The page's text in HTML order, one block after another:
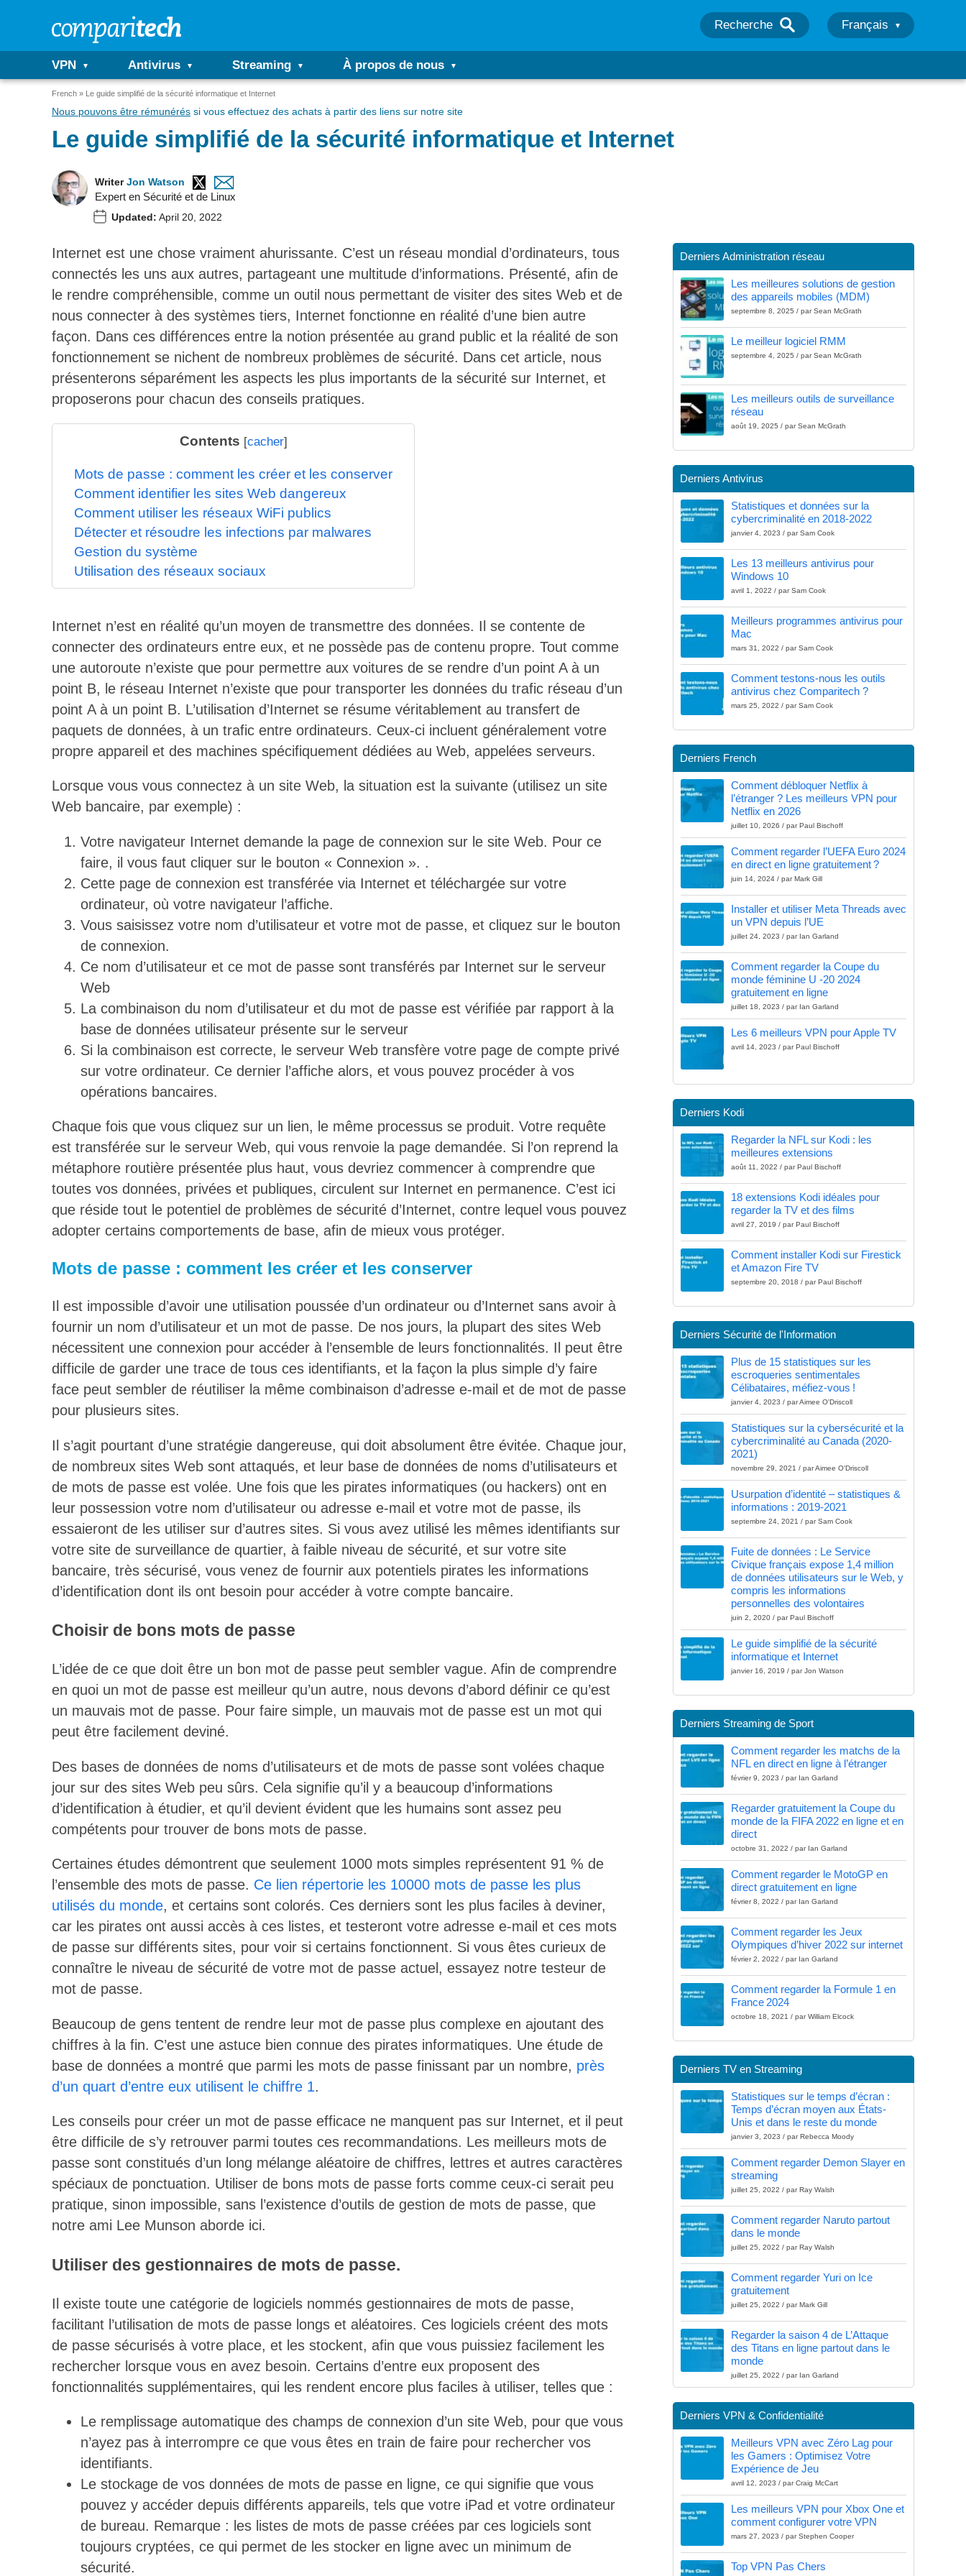
Recherche Français
VPN Antivirus Streaming À propos de nous
French Le guide simplifié de la sécurité informatique et Internet
Nous pouvons être rémunérés si vous effectuez des achats à partir des liens sur notre site
Le guide simplifié de la sécurité informatique et Internet
Writer Jon Watson
Expert en Sécurité et de Linux
Updated: April 20, 2022
Internet est une chose vraiment ahurissante. C’est un réseau mondial d’ordinateurs, tous
connectés les uns aux autres, partageant une multitude d’informations. Présenté, afin de
le rendre compréhensible, comme un outil nous permettant de visiter des sites Web et de
nous connecter à des systèmes tiers, Internet fonctionne en réalité d’une bien autre
façon. Dans ces différences entre la notion présentée au grand public et la réalité de son
fonctionnement se nichent de nombreux problèmes de sécurité. Dans cet article, nous
présenterons séparément les aspects les plus importants de la sécurité sur Internet, et
proposerons pour chacun des conseils pratiques.
Contents [cacher]
Mots de passe : comment les créer et les conserver
Comment identifier les sites Web dangereux
Comment utiliser les réseaux WiFi publics
Détecter et résoudre les infections par malwares
Gestion du système
Utilisation des réseaux sociaux
Internet n’est en réalité qu’un moyen de transmettre des données. Il se contente de
connecter des ordinateurs entre eux, et ne possède pas de contenu propre. Tout comme
une autoroute n’existe que pour permettre aux voitures de se rendre d’un point A à un
point B, le réseau Internet n’existe que pour transporter les données du trafic réseau d’un
point A à un point B. L’utilisation d’Internet se résume véritablement au transfert de
paquets de données, à un trafic entre ordinateurs. Ceux-ci incluent généralement votre
propre appareil et des machines spécifiquement dédiées au Web, appelées serveurs.
Lorsque vous vous connectez à un site Web, la situation est la suivante (utilisez un site
Web bancaire, par exemple) :
Votre navigateur Internet demande la page de connexion sur le site Web. Pour ce
faire, il vous faut cliquer sur le bouton « Connexion ». .
Cette page de connexion est transférée via Internet et téléchargée sur votre
ordinateur, où votre navigateur l’affiche.
Vous saisissez votre nom d’utilisateur et votre mot de passe, et cliquez sur le bouton
de connexion.
Ce nom d’utilisateur et ce mot de passe sont transférés par Internet sur le serveur
Web
La combinaison du nom d’utilisateur et du mot de passe est vérifiée par rapport à la
base de données utilisateur présente sur le serveur
Si la combinaison est correcte, le serveur Web transfère votre page de compte privé
sur votre ordinateur. Ce dernier l’affiche alors, et vous pouvez procéder à vos
opérations bancaires.
Chaque fois que vous cliquez sur un lien, le même processus se produit. Votre requête
est transférée sur le serveur Web, qui vous renvoie la page demandée. Si l’on reprend la
métaphore routière présentée plus haut, vous devriez commencer à comprendre que
toutes vos données, privées et publiques, circulent sur Internet en permanence. C’est ici
que réside tout le potentiel de problèmes de sécurité d’Internet, contre lequel vous pouvez
adopter certains comportements de base, afin de mieux vous protéger.
Mots de passe : comment les créer et les conserver
Il est impossible d’avoir une utilisation poussée d’un ordinateur ou d’Internet sans avoir à
fournir un nom d’utilisateur et un mot de passe. De nos jours, la plupart des sites Web
nécessitent une connexion pour accéder à l’ensemble de leurs fonctionnalités. Il peut être
difficile de garder une trace de tous ces identifiants, et la façon la plus simple d’y faire
face peut sembler de réutiliser la même combinaison d’adresse e-mail et de mot de passe
pour plusieurs sites.
Il s’agit pourtant d’une stratégie dangereuse, qui doit absolument être évitée. Chaque jour,
de nombreux sites Web sont attaqués, et leur base de données de noms d’utilisateurs et
de mots de passe est volée. Une fois que les pirates informatiques (ou hackers) ont en
leur possession votre nom d’utilisateur ou adresse e­-mail et votre mot de passe, ils
essaieront de les utiliser sur d’autres sites. Si vous avez utilisé les mêmes identifiants sur
votre site de surveillance de quartier, à faible niveau de sécurité, et sur votre site
bancaire, très sécurisé, vous venez de fournir aux potentiels pirates les informations
d’identification dont ils ont besoin pour accéder à votre compte bancaire.
Choisir de bons mots de passe
L’idée de ce que doit être un bon mot de passe peut sembler vague. Afin de comprendre
en quoi un mot de passe est meilleur qu’un autre, nous devons d’abord définir ce qu’est
un mauvais mot de passe. Pour faire simple, un mauvais mot de passe est un mot qui
peut être facilement deviné.
Des bases de données de noms d’utilisateurs et de mots de passe sont volées chaque
jour sur des sites Web peu sûrs. Cela signifie qu’il y a beaucoup d’informations
d’identification à étudier, et qu’il devient évident que les humains sont assez peu
compétents pour trouver de bons mots de passe.
Certaines études démontrent que seulement 1000 mots simples représentent 91 % de
l’ensemble des mots de passe. Ce lien répertorie les 10000 mots de passe les plus
utilisés du monde, et certains sont colorés. Ces derniers sont les plus faciles à deviner,
car les pirates ont aussi accès à ces listes, et testeront votre adresse e-mail et ces mots
de passe sur différents sites, pour voir si certains fonctionnent. Si vous êtes curieux de
connaître le niveau de sécurité de votre mot de passe actuel, essayez notre testeur de
mot de passe.
Beaucoup de gens tentent de rendre leur mot de passe plus complexe en ajoutant des
chiffres à la fin. C’est une astuce bien connue des pirates informatiques. Une étude de
base de données a montré que parmi les mots de passe finissant par un nombre, près
d’un quart d’entre eux utilisent le chiffre 1.
Les conseils pour créer un mot de passe efficace ne manquent pas sur Internet, et il peut
être difficile de s’y retrouver parmi toutes ces recommandations. Les meilleurs mots de
passe sont constitués d’un long mélange aléatoire de chiffres, lettres et autres caractères
spéciaux de ponctuation. Utiliser de bons mots de passe forts comme ceux-ci serait peu
pratique, sinon impossible, sans l’existence d’outils de gestion de mots de passe, que
notre ami Lee Munson aborde ici.
Utiliser des gestionnaires de mots de passe.
Il existe toute une catégorie de logiciels nommés gestionnaires de mots de passe,
facilitant l’utilisation de mots de passe longs et aléatoires. Ces logiciels créent des mots
de passe sécurisés à votre place, et les stockent, afin que vous puissiez facilement les
rechercher lorsque vous en avez besoin. Certains d’entre eux proposent des
fonctionnalités supplémentaires, qui les rendent encore plus faciles à utiliser, telles que :
Le remplissage automatique des champs de connexion d’un site Web, pour que vous
n’ayez pas à interrompre ce que vous êtes en train de faire pour rechercher vos
identifiants.
Le stockage de vos données de mots de passe en ligne, ce qui signifie que vous
pouvez y accéder depuis différents appareils, tels que votre iPad et votre ordinateur
de bureau. Remarque : les listes de mots de passe créées par ces logiciels sont
toujours cryptées, ce qui permet de les stocker en ligne avec un minimum de
sécurité.
Derniers Administration réseau
Les meilleures solutions de gestion
des appareils mobiles (MDM)
septembre 8, 2025 / par Sean McGrath
Le meilleur logiciel RMM
septembre 4, 2025 / par Sean McGrath
Les meilleurs outils de surveillance
réseau
août 19, 2025 / par Sean McGrath
Derniers Antivirus
Statistiques et données sur la
cybercriminalité en 2018-2022
janvier 4, 2023 / par Sam Cook
Les 13 meilleurs antivirus pour
Windows 10
avril 1, 2022 / par Sam Cook
Meilleurs programmes antivirus pour
Mac
mars 31, 2022 / par Sam Cook
Comment testons-nous les outils
antivirus chez Comparitech ?
mars 25, 2022 / par Sam Cook
Derniers French
Comment débloquer Netflix à
l’étranger ? Les meilleurs VPN pour
Netflix en 2026
juillet 10, 2026 / par Paul Bischoff
Comment regarder l’UEFA Euro 2024
en direct en ligne gratuitement ?
juin 14, 2024 / par Mark Gill
Installer et utiliser Meta Threads avec
un VPN depuis l’UE
juillet 24, 2023 / par Ian Garland
Comment regarder la Coupe du
monde féminine U -20 2024
gratuitement en ligne
juillet 18, 2023 / par Ian Garland
Les 6 meilleurs VPN pour Apple TV
avril 14, 2023 / par Paul Bischoff
Derniers Kodi
Regarder la NFL sur Kodi : les
meilleures extensions
août 11, 2022 / par Paul Bischoff
18 extensions Kodi idéales pour
regarder la TV et des films
avril 27, 2019 / par Paul Bischoff
Comment installer Kodi sur Firestick
et Amazon Fire TV
septembre 20, 2018 / par Paul Bischoff
Derniers Sécurité de l'Information
Plus de 15 statistiques sur les
escroqueries sentimentales
Célibataires, méfiez-vous !
janvier 4, 2023 / par Aimee O'Driscoll
Statistiques sur la cybersécurité et la
cybercriminalité au Canada (2020-
2021)
novembre 29, 2021 / par Aimee O'Driscoll
Usurpation d’identité – statistiques &
informations : 2019-2021
septembre 24, 2021 / par Sam Cook
Fuite de données : Le Service
Civique français expose 1,4 million
de données utilisateurs sur le Web, y
compris les informations
personnelles des volontaires
juin 2, 2020 / par Paul Bischoff
Le guide simplifié de la sécurité
informatique et Internet
janvier 16, 2019 / par Jon Watson
Derniers Streaming de Sport
Comment regarder les matchs de la
NFL en direct en ligne à l’étranger
février 9, 2023 / par Ian Garland
Regarder gratuitement la Coupe du
monde de la FIFA 2022 en ligne et en
direct
octobre 31, 2022 / par Ian Garland
Comment regarder le MotoGP en
direct gratuitement en ligne
février 8, 2022 / par Ian Garland
Comment regarder les Jeux
Olympiques d’hiver 2022 sur internet
février 2, 2022 / par Ian Garland
Comment regarder la Formule 1 en
France 2024
octobre 18, 2021 / par William Elcock
Derniers TV en Streaming
Statistiques sur le temps d’écran :
Temps d’écran moyen aux États-
Unis et dans le reste du monde
janvier 3, 2023 / par Rebecca Moody
Comment regarder Demon Slayer en
streaming
juillet 25, 2022 / par Ray Walsh
Comment regarder Naruto partout
dans le monde
juillet 25, 2022 / par Ray Walsh
Comment regarder Yuri on Ice
gratuitement
juillet 25, 2022 / par Mark Gill
Regarder la saison 4 de L’Attaque
des Titans en ligne partout dans le
monde
juillet 25, 2022 / par Ian Garland
Derniers VPN & Confidentialité
Meilleurs VPN avec Zéro Lag pour
les Gamers : Optimisez Votre
Expérience de Jeu
avril 12, 2023 / par Craig McCart
Les meilleurs VPN pour Xbox One et
comment configurer votre VPN
mars 27, 2023 / par Stephen Cooper
Top VPN Pas Chers